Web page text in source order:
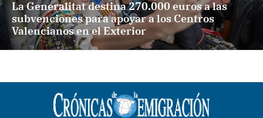
La Generalitat destina 270.000 euros a las
subvenciones para apoyar a los Centros
Valencianos en el Exterior